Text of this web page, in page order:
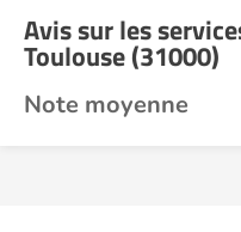
Avis sur les
Toulouse (31000)
Note moyenne